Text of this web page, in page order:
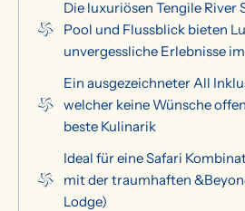
Die luxuriösen Tengile River
Pool und Flussblick bieten
unvergessliche Erlebnisse
Ein ausgezeichneter All
welcher keine Wünsche
beste Kulinarik
Ideal für eine Safari
mit der traumhaften
Lodge)